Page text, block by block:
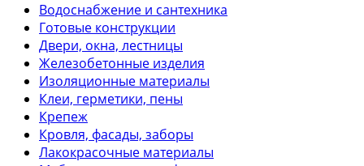
Водоснабжение и сантехника
Готовые конструкции
Двери, окна, лестницы
Железобетонные изделия
Изоляционные материалы
Клеи, герметики, пены
Крепеж
Кровля, фасады, заборы
Лакокрасочные материалы